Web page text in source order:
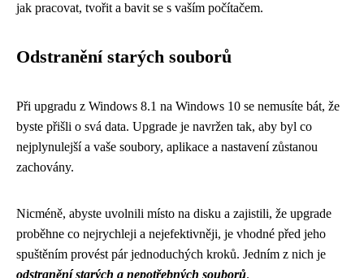
jak pracovat, tvořit a bavit se s vaším počítačem.
Odstranění starých souborů
Při upgradu z Windows 8.1 na Windows 10 se nemusíte bát, že
byste přišli o svá data. Upgrade je navržen tak, aby byl co
nejplynulejší a vaše soubory, aplikace a nastavení zůstanou
zachovány.
Nicméně, abyste uvolnili místo na disku a zajistili, že upgrade
proběhne co nejrychleji a nejefektivněji, je vhodné před jeho
spuštěním provést pár jednoduchých kroků. Jedním z nich je
odstranění starých a nepotřebných souborů.